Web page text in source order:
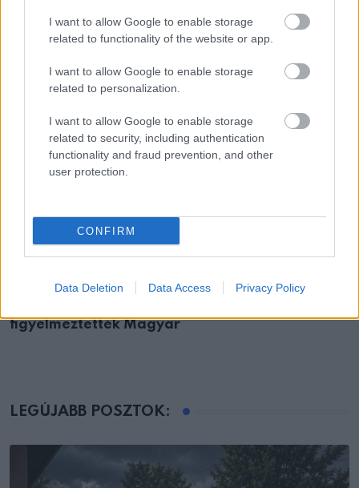
I want to allow Google to enable storage
related to functionality of the website or app.
I want to allow Google to enable storage
related to personalization.
I want to allow Google to enable storage
related to security, including authentication
functionality and fraud prevention, and other
user protection.
CONFIRM
Data Deletion Data Access Privacy Policy
figyelmeztették Magyar
LEGÚJABB POSZTOK: